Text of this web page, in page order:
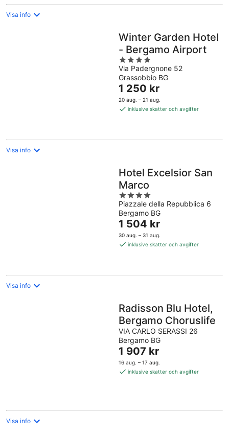
Visa info
Winter Garden Hotel
- Bergamo Airport
4
out
of
5
Via Padergnone 52
Grassobbio BG
Priset
är
1 250 kr
1 250 kr
20 aug. – 21 aug.
inklusive skatter och avgifter
Visa info
Hotel Excelsior San
Marco
4
out
of
5
Piazzale della Repubblica 6
Bergamo BG
Priset
är
1 504 kr
1 504 kr
30 aug. – 31 aug.
inklusive skatter och avgifter
Visa info
Radisson Blu Hotel,
Bergamo Choruslife
VIA CARLO SERASSI 26
Bergamo BG
Priset
är
1 907 kr
1 907 kr
16 aug. – 17 aug.
inklusive skatter och avgifter
Visa info